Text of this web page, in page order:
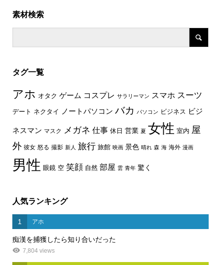
素材検索
タグ一覧
アホ オタク ゲーム コスプレ サラリーマン スマホ スーツ
デート ネクタイ ノートパソコン バカ パソコン ビジネス ビジ
ネスマン マスク メガネ 仕事 休日 営業 夏 女性 室内 屋
外 彼女 怒る 撮影 新人 旅行 旅館 映画 景色 晴れ 森 海 海外 漫画
男性 眼鏡 空 笑顔 自然 部屋 雲 青年 驚く
人気ランキング
1 アホ
痴漢を捕獲したら知り合いだった
7,804 views